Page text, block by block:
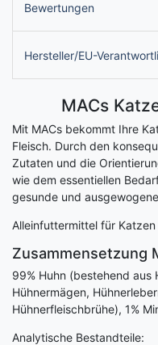
Bewertungen
Hersteller/EU-
MACs
Mit MACs bekommt Ihre
Fleisch. Durch den
Zutaten und die
wie dem essentiellen
gesunde und
Alleinfuttermittel für Katzen
Zusammensetzung
99% Huhn (bestehend aus
Hühnermägen,
Hühnerfleischbrühe), 1%
Analytische Bestandteile: